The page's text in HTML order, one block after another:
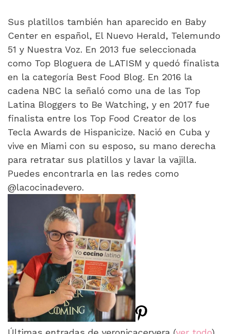
Sus platillos también han aparecido en Baby
Center en español, El Nuevo Herald, Telemundo
51 y Nuestra Voz. En 2013 fue seleccionada
como Top Bloguera de LATISM y quedó finalista
en la categoría Best Food Blog. En 2016 la
cadena NBC la señaló como una de las Top
Latina Bloggers to Be Watching, y en 2017 fue
finalista entre los Top Food Creator de los
Tecla Awards de Hispanicize. Nació en Cuba y
vive en Miami con su esposo, su mano derecha
para retratar sus platillos y lavar la vajilla.
Puedes encontrarla en las redes como
@lacocinadevero.